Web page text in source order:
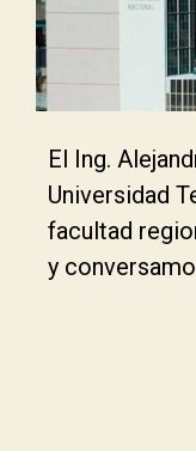
El Ing.
Universidad
facultad
y